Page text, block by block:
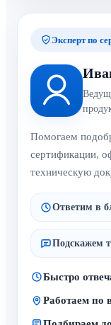
Эксперт по
Помогаем
сертификации,
техническую
Ответим в
Подскажем
Быстро
Работаем по